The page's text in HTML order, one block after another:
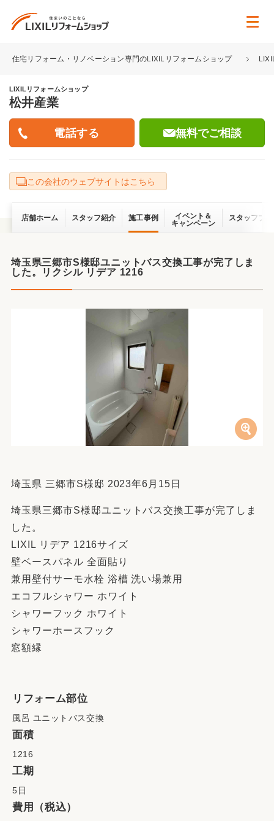
住宅リフォーム・リノベーション専門のLIXILリフォームショップ
LIXILリフォームショップ
松井産業
無料でご相談
この会社のウェブサイトはこちら
店舗ホーム スタッフ紹介 施工事例
イベント＆
キャンペーン
スタッフブ
埼玉県三郷市S様邸ユニットバス交換工事が完了しま
した。リクシル リデア 1216
埼玉県 三郷市S様邸 2023年6月15日
埼玉県三郷市S様邸ユニットバス交換工事が完了しま
した。
LIXIL リデア 1216サイズ
壁ベースパネル 全面貼り
兼用壁付サーモ水栓 浴槽 洗い場兼用
エコフルシャワー ホワイト
シャワーフック ホワイト
シャワーホースフック
窓額縁
リフォーム部位
風呂 ユニットバス交換
面積
1216
工期
5日
費用（税込）